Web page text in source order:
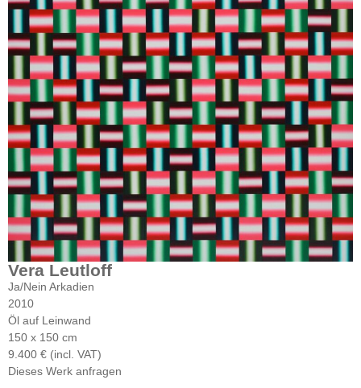
Vera Leutloff
Ja/Nein Arkadien
2010
Öl auf Leinwand
150 x 150 cm
9.400 € (incl. VAT)
Dieses Werk anfragen